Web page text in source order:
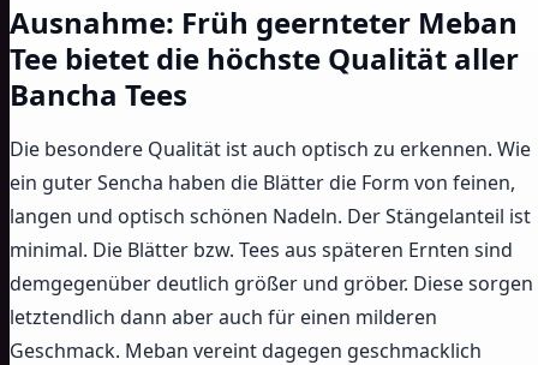
Ausnahme: Früh geernteter Meban
Tee bietet die höchste Qualität aller
Bancha Tees
Die besondere Qualität ist auch optisch zu erkennen. Wie
ein guter Sencha haben die Blätter die Form von feinen,
langen und optisch schönen Nadeln. Der Stängelanteil ist
minimal. Die Blätter bzw. Tees aus späteren Ernten sind
demgegenüber deutlich größer und gröber. Diese sorgen
letztendlich dann aber auch für einen milderen
Geschmack. Meban vereint dagegen geschmacklich